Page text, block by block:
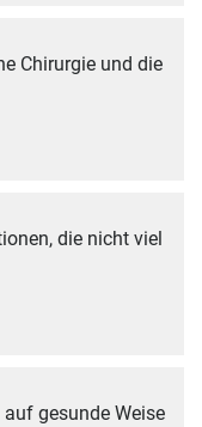
Chirurgie und die
die nicht viel
gesunde Weise